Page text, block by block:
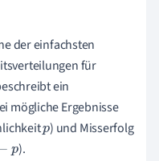
der einfachsten
für
ein
mögliche Ergebnisse
p) und Misserfolg
p ).